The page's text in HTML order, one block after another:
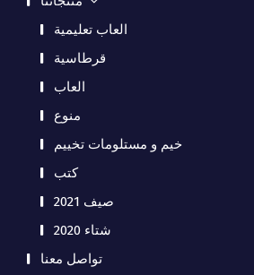
العاب تعليمية
قرطاسية
العاب
منوع
خيم و مستلومات تخييم
كتب
صيف 2021
شتاء 2020
تواصل معنا